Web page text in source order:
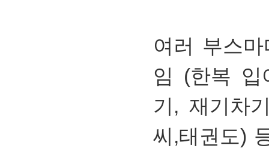
여러 부스
임 (한복 입
기, 재기차
씨,태권도)